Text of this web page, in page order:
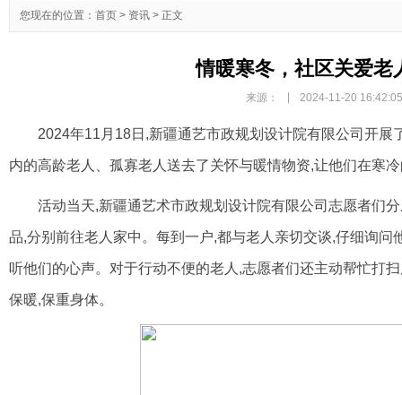
您现在的位置： 首页 > 资讯 > 正文
情暖寒冬，社区关爱老
来源： 2024-11-20 16:42:05
2024年11月18日,新疆通艺市政规划设计院有限公司开展
内的高龄老人、孤寡老人送去了关怀与暖情物资,让他们在寒
活动当天,新疆通艺术市政规划设计院有限公司志愿者们
品,分别前往老人家中。每到一户,都与老人亲切交谈,仔细询问
听他们的心声。对于行动不便的老人,志愿者们还主动帮忙打
保暖,保重身体。